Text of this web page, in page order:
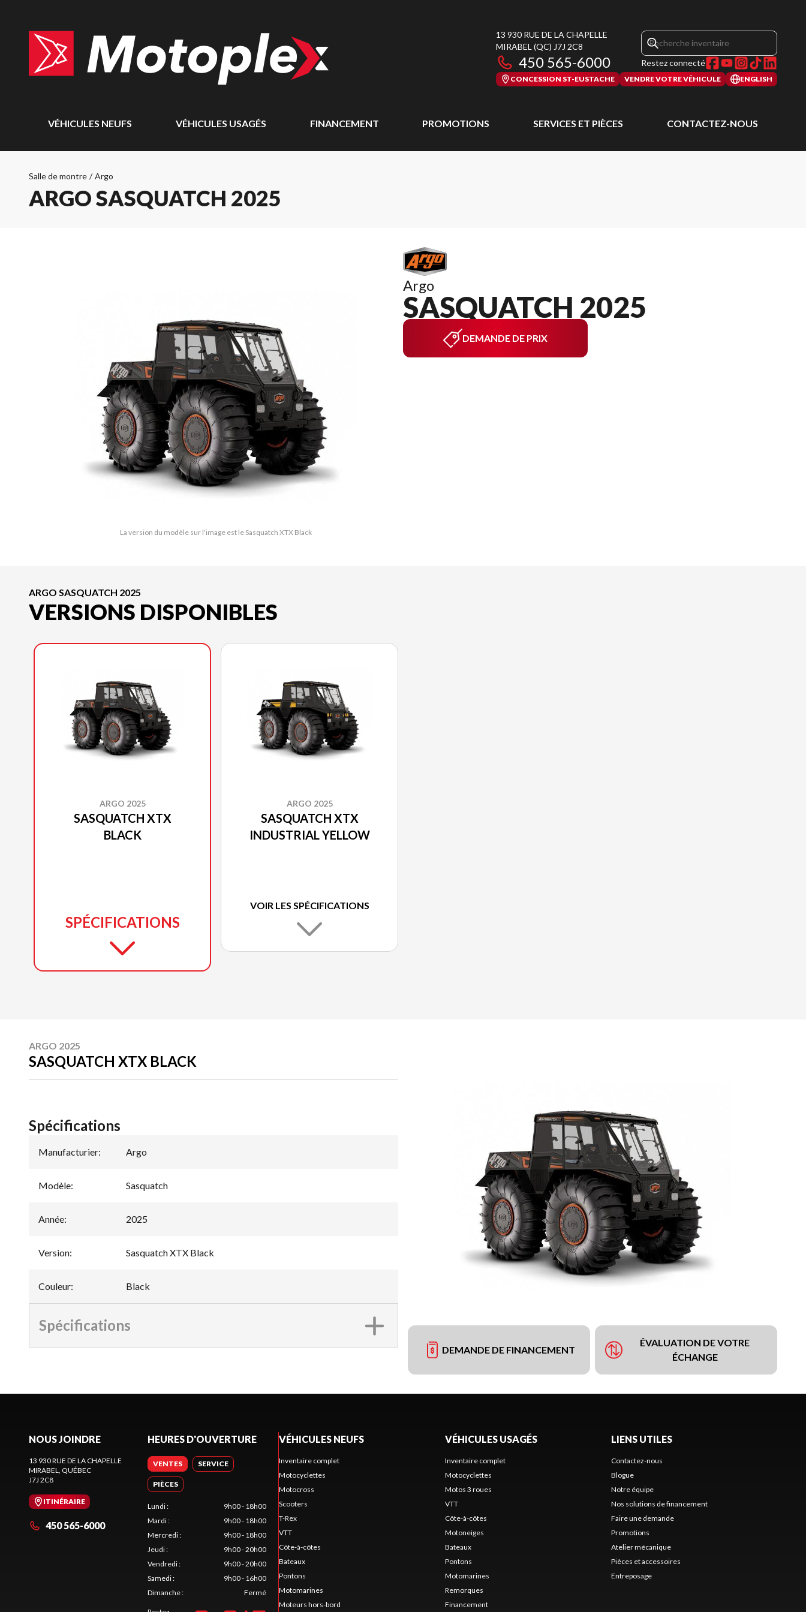
13 930 RUE DE LA CHAPELLE
MIRABEL (QC) J7J 2C8
450 565-6000 Restez connecté
CONCESSION ST-EUSTACHE VENDRE VOTRE VÉHICULE ENGLISH
VÉHICULES NEUFS VÉHICULES USAGÉS FINANCEMENT PROMOTIONS SERVICES ET PIÈCES CONTACTEZ-NOUS
Salle de montre / Argo
ARGO SASQUATCH 2025
La version du modèle sur l'image est le Sasquatch XTX Black
Argo
SASQUATCH 2025
DEMANDE DE PRIX
ARGO SASQUATCH 2025
VERSIONS DISPONIBLES
ARGO 2025
SASQUATCH XTX
BLACK
SPÉCIFICATIONS
ARGO 2025
SASQUATCH XTX
INDUSTRIAL YELLOW
VOIR LES SPÉCIFICATIONS
ARGO 2025
SASQUATCH XTX BLACK
DEMANDE DE FINANCEMENT
ÉVALUATION DE VOTRE
ÉCHANGE
Spécifications
Manufacturier: Argo
Modèle: Sasquatch
Année: 2025
Version: Sasquatch XTX Black
Couleur: Black
Spécifications
NOUS JOINDRE
13 930 RUE DE LA CHAPELLE
MIRABEL
, QUÉBEC
J7J 2C8
ITINÉRAIRE
450 565-6000
HEURES D'OUVERTURE
VENTES SERVICE
PIÈCES
Lundi:
9h00 - 18h00
Mardi:
9h00 - 18h00
Mercredi:
9h00 - 18h00
Jeudi:
9h00 - 20h00
Vendredi:
9h00 - 20h00
Samedi:
9h00 - 16h00
Dimanche: Fermé
VÉHICULES NEUFS
Inventaire complet
Motocyclettes
Motocross
Scooters
T-Rex
VTT
Côte-à-côtes
Bateaux
Pontons
Motomarines
Moteurs hors-bord
VÉHICULES USAGÉS
Inventaire complet
Motocyclettes
Motos 3 roues
VTT
Côte-à-côtes
Motoneiges
Bateaux
Pontons
Motomarines
Remorques
Financement
LIENS UTILES
Contactez-nous
Blogue
Notre équipe
Nos solutions de financement
Faire une demande
Promotions
Atelier mécanique
Pièces et accessoires
Entreposage